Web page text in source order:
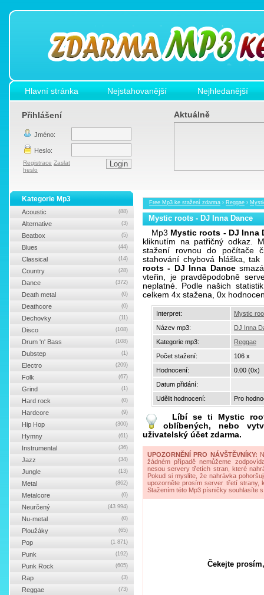
Hlavní stránka Nejstahovanější Nejhledanější
Přihlášení
Jméno:
Heslo:
Registrace Zaslat
heslo
Aktuálně
Free Mp3 ke stažení zdarma › Reggae ›
Mystic roots - DJ Inna Dance
Mp3 Mystic roots - DJ Inna
kliknutím na patřičný odkaz.
stažení rovnou do počítače
stahování chybová hláška,
roots - DJ Inna Dance
vteřin, je pravděpodobně
neplatné. Podle našich
celkem 4x stažena, 0x
Interpret:
Mystic
Název mp3:
DJ Inna
Kategorie mp3:
Reggae
Počet stažení:
106 x
Hodnocení:
0.00 (0x)
Datum přidání:
Udělit hodnocení:
Pro
Líbí se ti
Mystic
oblíbených, nebo
uživatelský účet zdarma.
UPOZORNĚNÍ PRO NÁVŠTĚVNÍKY:
žádném případě nemůžeme
nesou servery třetích stran, které
Pokud si myslíte, že nahrávka
upozorněte prosím server třetí strany,
Stažením této Mp3 písničky souhlasíte
Čekejte
Kategorie Mp3
Acoustic (88)
Alternative (3)
Beatbox (5)
Blues (44)
Classical (14)
Country (28)
Dance (372)
Death metal (0)
Deathcore (0)
Dechovky (11)
Disco (108)
Drum 'n' Bass (108)
Dubstep (1)
Electro (209)
Folk (67)
Grind (1)
Hard rock (0)
Hardcore (9)
Hip Hop (300)
Hymny (61)
Instrumental (36)
Jazz (34)
Jungle (13)
Metal (862)
Metalcore (0)
Neurčený (43 994)
Nu-metal (0)
Ploužáky (65)
Pop (1 871)
Punk (192)
Punk Rock (605)
Rap (3)
Reggae (73)